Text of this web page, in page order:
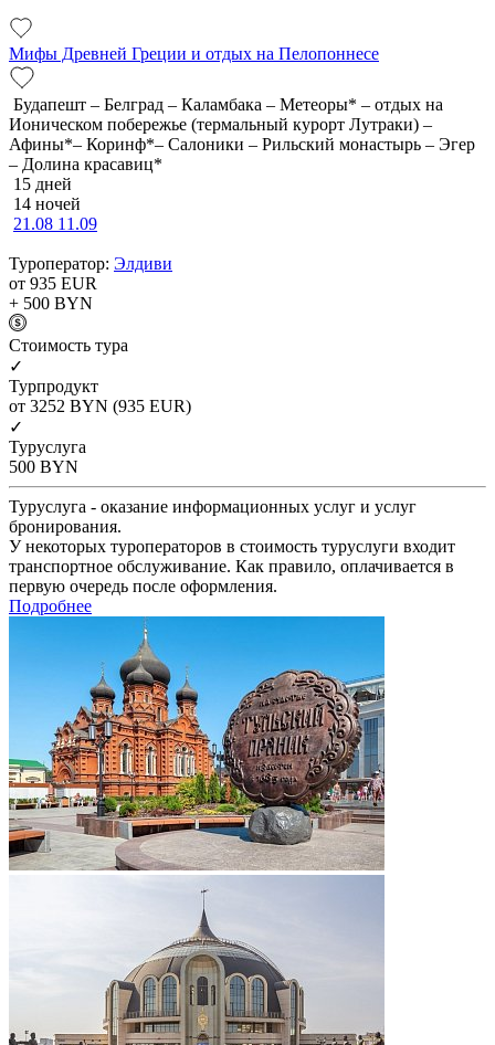
Мифы Древней Греции и отдых на Пелопоннесе
Будапешт – Белград – Каламбака – Метеоры* – отдых на
Ионическом побережье (термальный курорт Лутраки) –
Афины*– Коринф*– Салоники – Рильский монастырь – Эгер
– Долина красавиц*
15 дней
14 ночей
21.08 11.09
Туроператор: Элдиви
от 935 EUR
+ 500 BYN
Cтоимость тура
✓
Турпродукт
от 3252 BYN (935 EUR)
✓
Туруслуга
500 BYN
Туруслуга - оказание информационных услуг и услуг
бронирования.
У некоторых туроператоров в стоимость туруслуги входит
транспортное обслуживание. Как правило, оплачивается в
первую очередь после оформления.
Подробнее